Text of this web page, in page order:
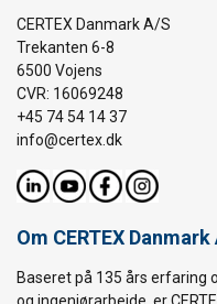
CERTEX Danmark A/S
Trekanten 6-8
6500 Vojens
CVR: 16069248
+45 74 54 14 37
info@certex.dk
Om CERTEX Danmark
Baseret på 135 års erfaring